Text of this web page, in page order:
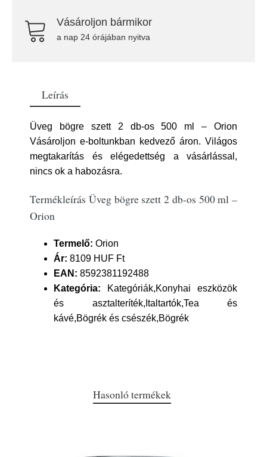
Vásároljon bármikor
a nap 24 órájában nyitva
Leírás
Üveg bögre szett 2 db-os 500 ml – Orion
Vásároljon e-boltunkban kedvező áron. Világos
megtakarítás és elégedettség a vásárlással,
nincs ok a habozásra.
Termékleírás Üveg bögre szett 2 db-os 500 ml –
Orion
Termelő: Orion
Ár: 8109 HUF Ft
EAN: 8592381192488
Kategória: Kategóriák,Konyhai eszközök
és asztalteríték,Italtartók,Tea és
kávé,Bögrék és csészék,Bögrék
Hasonló termékek